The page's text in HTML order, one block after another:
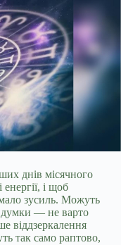
днів місячного
і щоб
зусиль. Можуть
думки — не варто
віддзеркалення
так само раптово,